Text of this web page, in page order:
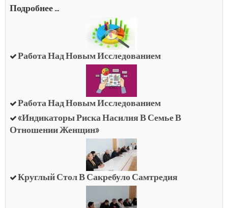
Подробнее ...
Работа Над Новым Исследованием
Работа Над Новым Исследованием
«Индикаторы Риска Насилия В Семье В
Отношении Женщин»
Круглый Стол В Сакребуло Самтредия